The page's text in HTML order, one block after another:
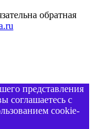
обратная
представления
соглашаетесь с
cookie-